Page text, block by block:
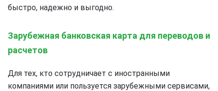
быстро, надежно и выгодно.
Зарубежная банковская карта для переводов и
расчетов
Для тех, кто сотрудничает с иностранными
компаниями или пользуется зарубежными сервисами,